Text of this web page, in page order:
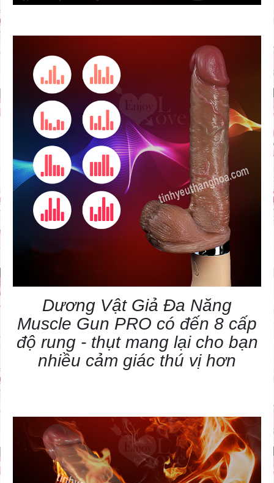
Dương Vật Giả Đa Năng
Muscle Gun PRO có đến 8 cấp
độ rung - thụt mang lại cho bạn
nhiều cảm giác thú vị hơn